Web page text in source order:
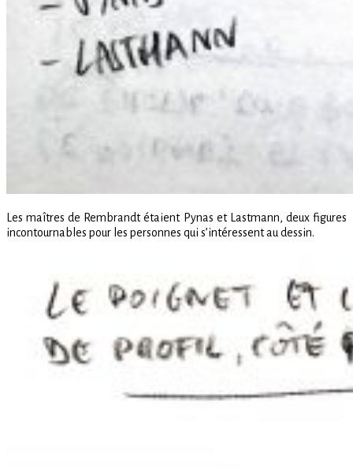
Les maîtres de Rembrandt étaient Pynas et Lastmann, deux figures
incontournables pour les personnes qui s’intéressent au dessin.